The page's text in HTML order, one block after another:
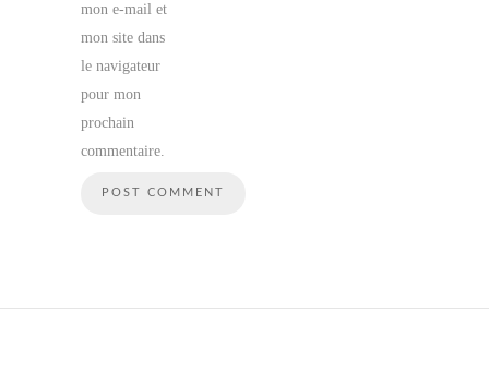
mon e-mail et
mon site dans
le navigateur
pour mon
prochain
commentaire.